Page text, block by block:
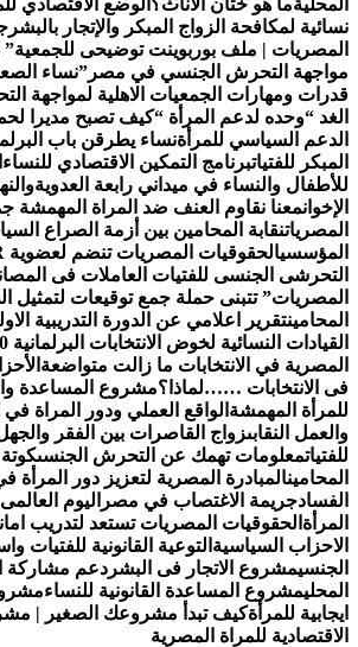
لمكافحة الزواج المبكر والإتجار بالبشر
| ملف بوربوينت توضيحى للجمعية”
التحرش الجنسي في مصر” نساء
ومهارات الجمعيات الاهلية لمواجهة
“وحده لدعم المرأة “ كيف تصبح مديرا لحملة
السياسي للمرأة نساء يطرقن باب البرلمان
للفتياتبرنامج التمكين الاقتصادي للنساء
والنساء في ميداني رابعة
معنا نقاوم العنف ضد المراة المهمشة
نقابة المحامين بين أزمة الصراع
الحقوقيات المصريات تنضم لعضوية SOAWR
الجنسى للفتيات العاملات فى المصانع
تتبنى حملة جمع توقيعات لتمثيل
تقرير اعلامي عن الدورة التدريبية
النسائية لخوض الانتخابات البرلمانية 2010″
في الانتخابات ما زالت متواضعة
الانتخابات ……لماذا؟ مشروع المساعدة
المهمشةالواقع العملي ودور المراة في
النقابىزواج القاصرات بين الفقر والجهل
معلومات تهمك عن التحرش الجنسىكوتة
المبادرة المصرية لتعزيز دور المرأة
جريمة الاغتصاب في مصراليوم
الحقوقيات المصريات تستعد لتدريب
السياسيةالتوعية القانونية للفتيات
مشروع الاتجار فى البشردعم مشاركة
مشروع المساعدة القانونية للنساءمشروع
للمرأة كيف تبدأ مشروعك الصغير |
للمراة المصرية